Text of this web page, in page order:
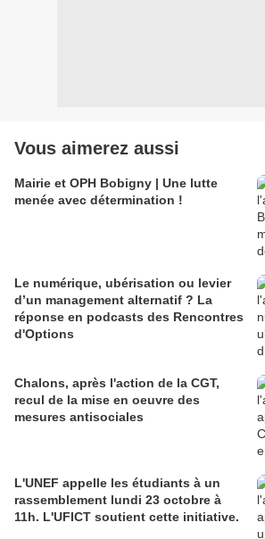
Vous aimerez aussi
Mairie et OPH Bobigny | Une lutte
menée avec détermination !
Le numérique, ubérisation ou levier
d’un management alternatif ? La
réponse en podcasts des Rencontres
d'Options
Chalons, après l'action de la CGT,
recul de la mise en oeuvre des
mesures antisociales
L'UNEF appelle les étudiants à un
rassemblement lundi 23 octobre à
11h. L'UFICT soutient cette initiative.